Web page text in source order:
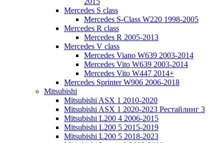
Mercedes S class
Mercedes S-Class W220 1998-2005
Mercedes R class
Mercedes R 2005-2013
Mercedes V class
Mercedes Viano W639 2003-2014
Mercedes Vito W639 2003-2014
Mercedes Vito W447 2014+
Mercedes Sprinter W906 2006-2018
Mitsubishi
Mitsubishi ASX 1 2010-2020
Mitsubishi ASX 1 2020-2023 Рестайлинг 3
Mitsubishi L200 4 2006-2015
Mitsubishi L200 5 2015-2019
Mitsubishi L200 5 2018-2023